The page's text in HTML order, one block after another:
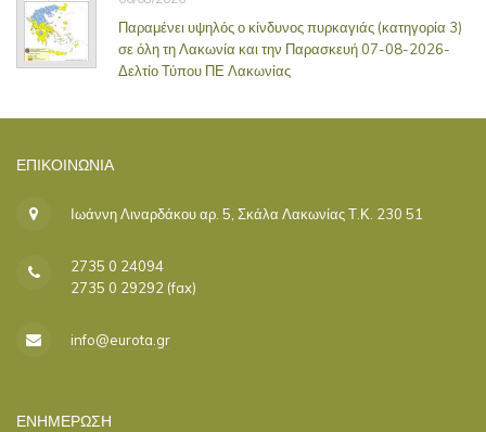
Παραμένει υψηλός ο κίνδυνος πυρκαγιάς (κατηγορία 3)
σε όλη τη Λακωνία και την Παρασκευή 07-08-2026-
Δελτίο Τύπου ΠΕ Λακωνίας
ΕΠΙΚΟΙΝΩΝΊΑ
Ιωάννη Λιναρδάκου αρ. 5, Σκάλα Λακωνίας Τ.Κ. 230 51
2735 0 24094
2735 0 29292 (fax)
info@eurota.gr
ΕΝΗΜΕΡΩΣΗ